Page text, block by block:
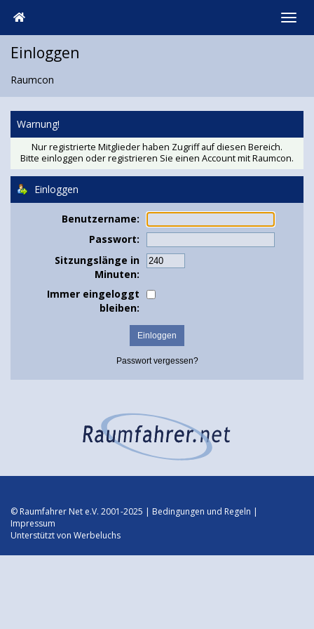
Einloggen
Raumcon
Warnung!
Nur registrierte Mitglieder haben Zugriff auf diesen Bereich.
Bitte einloggen oderregistrieren Sie einen Accountmit Raumcon.
Einloggen
Benutzername:
Passwort:
Sitzungslänge in
Minuten:
Immer eingeloggt
bleiben:
Passwort vergessen?
© Raumfahrer Net e.V. 2001-2025 | Bedingungen und Regeln
Impressum
Unterstützt von Werbeluchs